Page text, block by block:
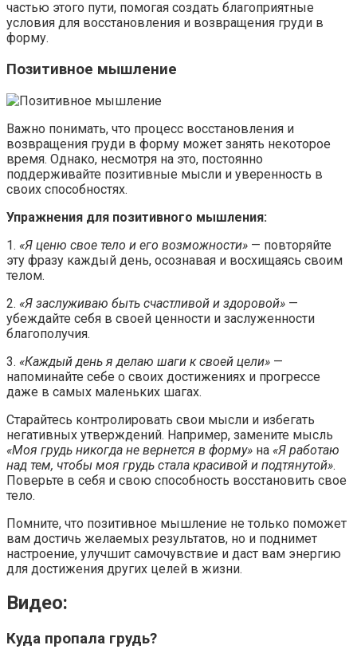
частью этого пути, помогая создать благоприятные
условия для восстановления и возвращения груди в
форму.
Позитивное мышление
Важно понимать, что процесс восстановления и
возвращения груди в форму может занять некоторое
время. Однако, несмотря на это, постоянно
поддерживайте позитивные мысли и уверенность в
своих способностях.
Упражнения для позитивного мышления:
1. «Я ценю свое тело и его возможности» — повторяйте
эту фразу каждый день, осознавая и восхищаясь своим
телом.
2. «Я заслуживаю быть счастливой и здоровой» —
убеждайте себя в своей ценности и заслуженности
благополучия.
3. «Каждый день я делаю шаги к своей цели» —
напоминайте себе о своих достижениях и прогрессе
даже в самых маленьких шагах.
Старайтесь контролировать свои мысли и избегать
негативных утверждений. Например, замените мысль
«Моя грудь никогда не вернется в форму» на «Я работаю
над тем, чтобы моя грудь стала красивой и подтянутой».
Поверьте в себя и свою способность восстановить свое
тело.
Помните, что позитивное мышление не только поможет
вам достичь желаемых результатов, но и поднимет
настроение, улучшит самочувствие и даст вам энергию
для достижения других целей в жизни.
Видео:
Куда пропала грудь?